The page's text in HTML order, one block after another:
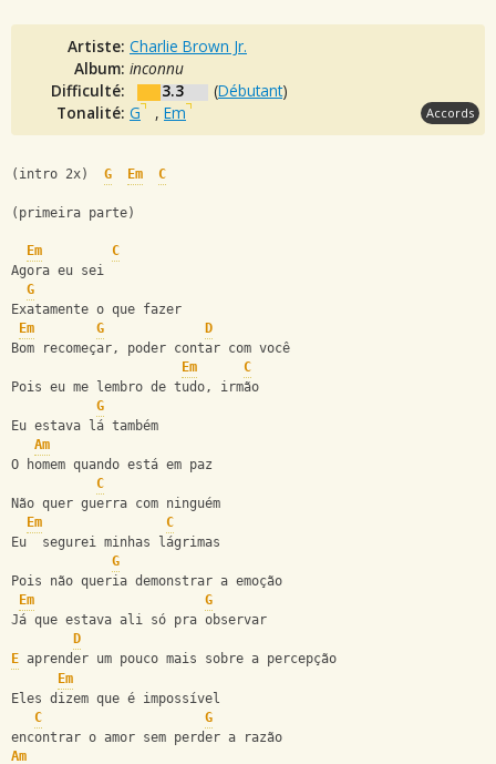
Artiste: Charlie Brown Jr.
Album: inconnu
Difficulté:
3.3 (Débutant)
Tonalité: G , Em Accords
(intro 2x) G Em C
(primeira parte)
Em
C
Agora eu sei
G
Exatamente o que fazer
Em
G
D
Bom recomeçar, poder contar com você
Em
C
Pois eu me lembro de tudo, irmão
G
Eu estava lá também
Am
O homem quando está em paz
C
Não quer guerra com ninguém
Em
C
Eu  segurei minhas lágrimas
G
Pois não queria demonstrar a emoção
Em
G
Já que estava ali só pra observar
D
E aprender um pouco mais sobre a percepção
Em
Eles dizem que é impossível
C
G
encontrar o amor sem perder a razão
Am